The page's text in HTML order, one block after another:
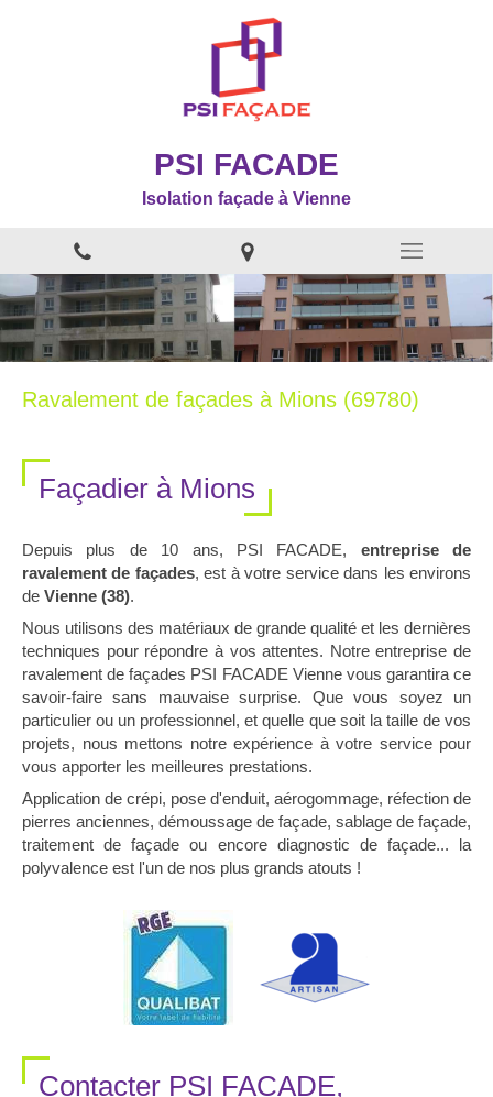
PSI FACADE
Isolation façade à Vienne
Ravalement de façades à Mions (69780)
Façadier à Mions
Depuis plus de 10 ans, PSI FACADE, entreprise de
ravalement de façades, est à votre service dans les environs
de Vienne (38).
Nous utilisons des matériaux de grande qualité et les dernières
techniques pour répondre à vos attentes. Notre entreprise de
ravalement de façades PSI FACADE Vienne vous garantira ce
savoir-faire sans mauvaise surprise. Que vous soyez un
particulier ou un professionnel, et quelle que soit la taille de vos
projets, nous mettons notre expérience à votre service pour
vous apporter les meilleures prestations.
Application de crépi, pose d'enduit, aérogommage, réfection de
pierres anciennes, démoussage de façade, sablage de façade,
traitement de façade ou encore diagnostic de façade... la
polyvalence est l'un de nos plus grands atouts !
Contacter PSI FACADE,